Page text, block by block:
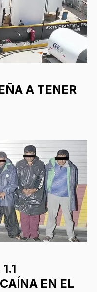
A TENER
EN EL